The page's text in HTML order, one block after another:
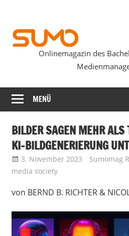
springen
Onlinemagazin des
MENÜ
BILDER SAGEN MEHR ALS
KI-BILDGENERIERUNG
3. November 2023 Sumomag
media society
von BERND B. RICHTER &